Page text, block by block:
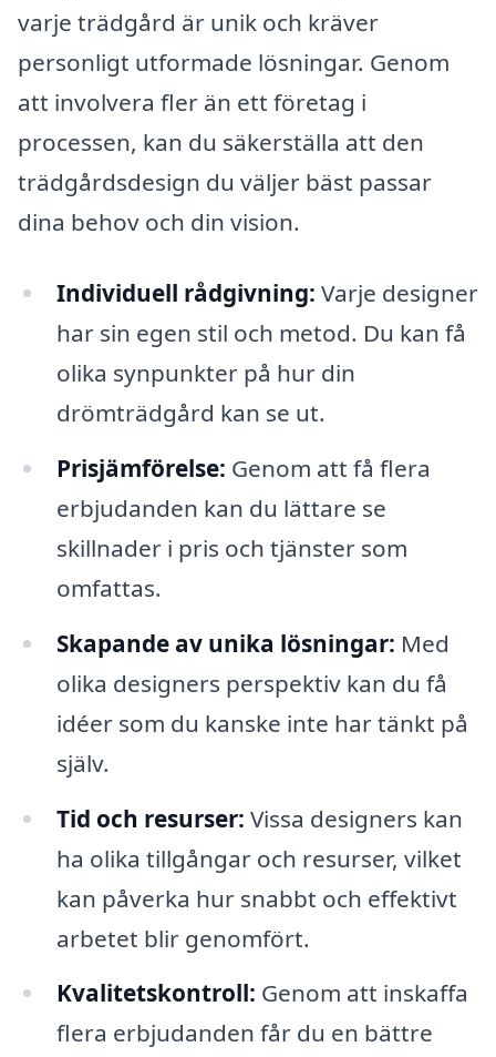
varje trädgård är unik och kräver
personligt utformade lösningar. Genom
att involvera fler än ett företag i
processen, kan du säkerställa att den
trädgårdsdesign du väljer bäst passar
dina behov och din vision.
Individuell rådgivning: Varje designer
har sin egen stil och metod. Du kan få
olika synpunkter på hur din
drömträdgård kan se ut.
Prisjämförelse: Genom att få flera
erbjudanden kan du lättare se
skillnader i pris och tjänster som
omfattas.
Skapande av unika lösningar: Med
olika designers perspektiv kan du få
idéer som du kanske inte har tänkt på
själv.
Tid och resurser: Vissa designers kan
ha olika tillgångar och resurser, vilket
kan påverka hur snabbt och effektivt
arbetet blir genomfört.
Kvalitetskontroll: Genom att inskaffa
flera erbjudanden får du en bättre